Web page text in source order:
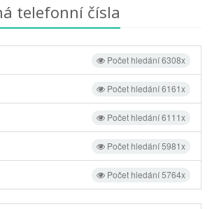
telefonní čísla
Počet hledání 6308x
Počet hledání 6161x
Počet hledání 6111x
Počet hledání 5981x
Počet hledání 5764x